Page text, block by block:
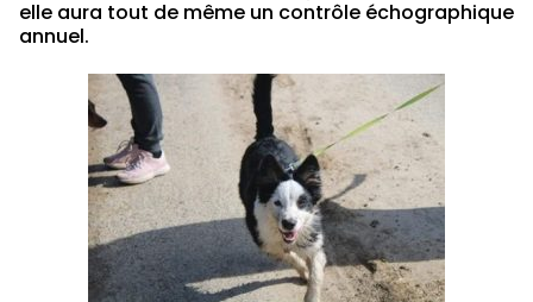
elle aura tout de même un contrôle échographique
annuel.